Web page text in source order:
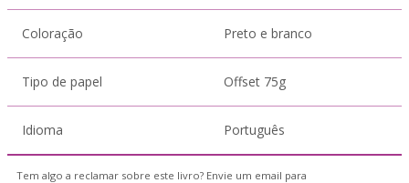
Coloração Preto e branco
Tipo de papel Offset 75g
Idioma Português
Tem algo a reclamar sobre este livro? Envie um email para